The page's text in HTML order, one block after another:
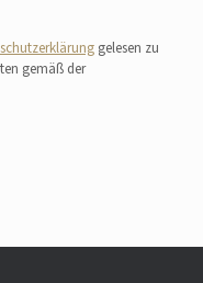
gelesen zu
gemäß der